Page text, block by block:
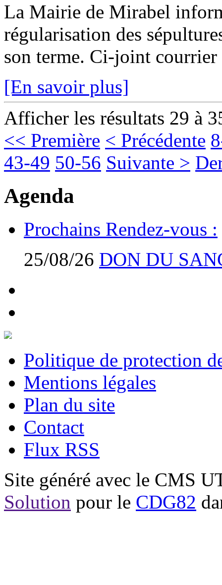
La Mairie de Mirabel
régularisation des
son terme. Ci-joint
[En savoir plus]
Afficher les résultats 29 à
<< Première < Précédente
43-49 50-56 Suivante >
Agenda
Prochains Rendez-vous :
25/08/26 DON DU
Politique de protection
Mentions légales
Plan du site
Contact
Flux RSS
Site généré avec le CMS
Solution pour le CDG82